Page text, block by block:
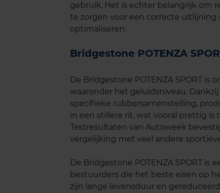
gebruik. Het is echter belangrijk om
te zorgen voor een correcte
optimaliseren.
Bridgestone POTENZA
De Bridgestone POTENZA SPORT
waaronder het geluidsniveau.
specifieke rubbersamenstelling,
in een stillere rit, wat vooral prettig
Testresultaten van Autoweek
vergelijking met veel andere
De Bridgestone POTENZA SPORT
bestuurders die het beste eisen op
zijn lange levensduur en